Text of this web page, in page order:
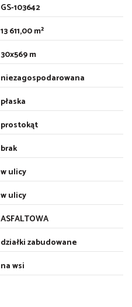
GS-103642
13 611,00 m²
30x569 m
niezagospodarowana
płaska
prostokąt
brak
w ulicy
w ulicy
ASFALTOWA
działki zabudowane
na wsi